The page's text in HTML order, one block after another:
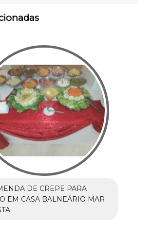
DE CREPE PARA
EM CASA BALNEÁRIO MAR